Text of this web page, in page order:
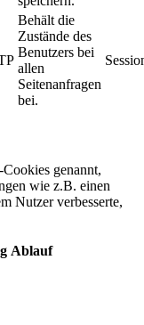
Behält die
Zustände des
Benutzers bei
allen
Seitenanfragen
bei.
genannt,
wie z.B. einen
Nutzer verbesserte,
Ablauf